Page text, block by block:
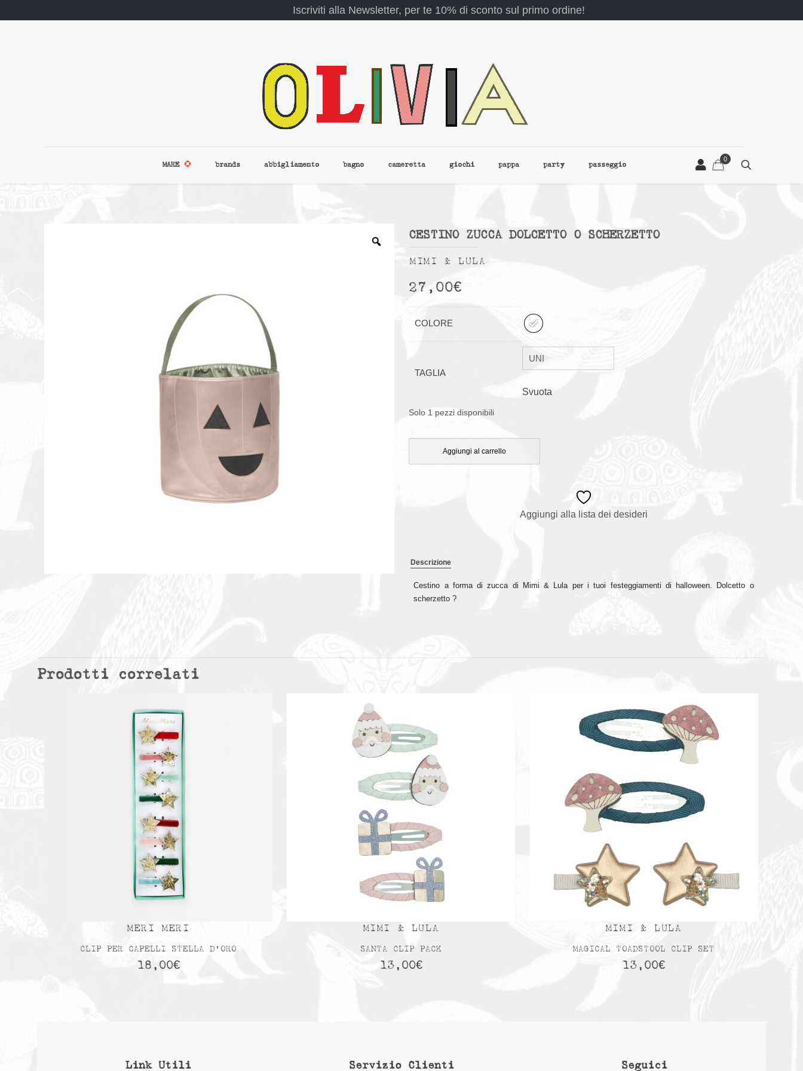
Iscriviti alla Newsletter, per te 10% di sconto sul primo ordine!
MARE brands abbigliamento bagno cameretta giochi pappa party passeggio
0
CESTINO ZUCCA DOLCETTO O SCHERZETTO
MIMI & LULA
27,00€
COLORE
TAGLIA
Svuota
Solo 1 pezzi disponibili
Aggiungi al carrello
Aggiungi alla lista dei desideri
Descrizione
Cestino a forma di zucca di Mimi & Lula per i tuoi festeggiamenti di halloween. Dolcetto o
scherzetto ?
Prodotti correlati
MERI MERI
CLIP PER CAPELLI STELLA D’ORO
18,00€
MIMI & LULA
SANTA CLIP PACK
13,00€
MIMI & LULA
MAGICAL TOADSTOOL CLIP SET
13,00€
Link Utili Servizio Clienti Seguici